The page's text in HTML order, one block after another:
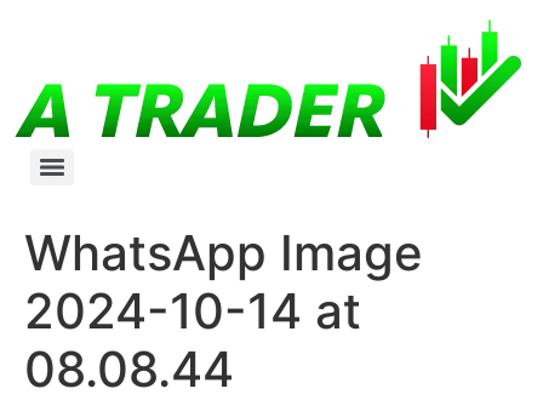
WhatsApp Image
2024-10-14 at
08.08.44